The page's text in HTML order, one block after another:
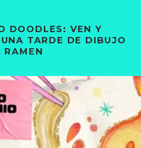
DOODLES: VEN Y
TARDE DE DIBUJO
RAMEN